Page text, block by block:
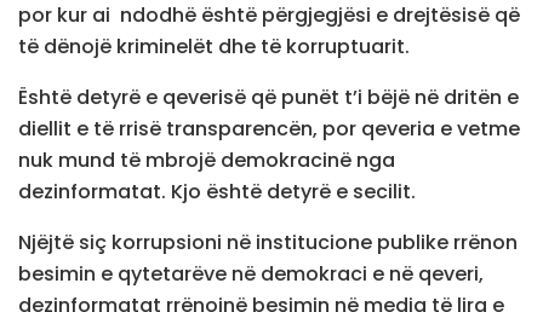
por kur ai ndodhë është përgjegjësi e drejtësisë që
të dënojë kriminelët dhe të korruptuarit.
Është detyrë e qeverisë që punët t’i bëjë në dritën e
diellit e të rrisë transparencën, por qeveria e vetme
nuk mund të mbrojë demokracinë nga
dezinformatat. Kjo është detyrë e secilit.
Njëjtë siç korrupsioni në institucione publike rrënon
besimin e qytetarëve në demokraci e në qeveri,
dezinformatat rrënojnë besimin në media të lira e